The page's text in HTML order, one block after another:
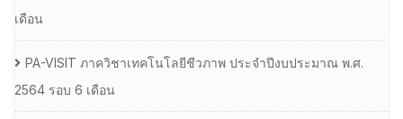
เดือน
PA-VISIT ภาควิชาเทคโนโลยีชีวภาพ ประจำปีงบประมาณ พ.ศ.
2564 รอบ 6 เดือน